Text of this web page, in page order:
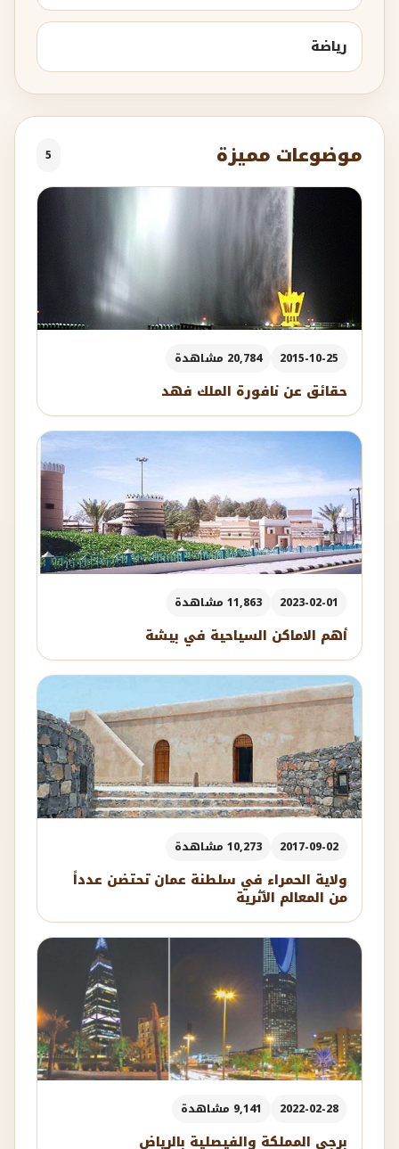
رياضة
موضوعات مميزة 5
2015-10-25 20,784 مشاهدة
حقائق عن نافورة الملك فهد
2023-02-01 11,863 مشاهدة
أهم الاماكن السياحية في بيشة
2017-09-02 10,273 مشاهدة
ولاية الحمراء في سلطنة عمان تحتضن عدداً
من المعالم الأثرية
2022-02-28 9,141 مشاهدة
برجي المملكة والفيصلية بالرياض